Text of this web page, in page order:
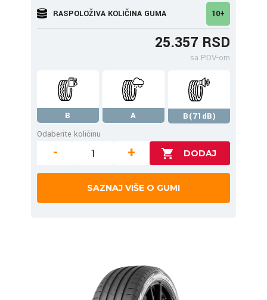
RASPOLOŽIVA KOLIČINA GUMA 10+
25.357 RSD
sa PDV-om
B A
B(71dB)
Odaberite količinu
- +
SAZNAJ VIŠE O GUMI